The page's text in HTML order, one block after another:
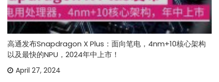
高通发布Snapdragon X Plus：面向笔电，4nm+10核心架构
以及最快的NPU，2024年中上市！
April 27, 2024